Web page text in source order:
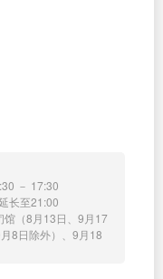
－ 17:30
长至21:00
馆（8月13日、9月17
8日除外）、9月18